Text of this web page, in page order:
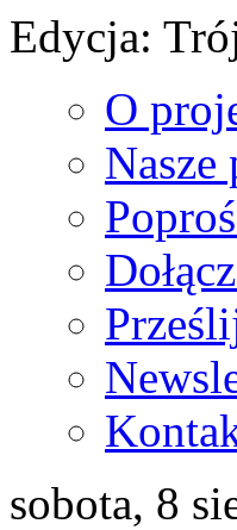
Edycja:
O
Nasze
sobota, 8